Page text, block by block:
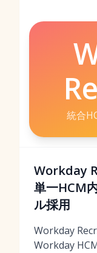
統合
Workday
単一HCM
ル採用
Workday
Workday